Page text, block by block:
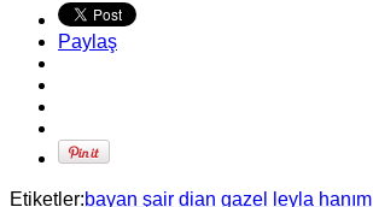
Paylaş
Etiketler:bayan şair dian gazel leyla hanım